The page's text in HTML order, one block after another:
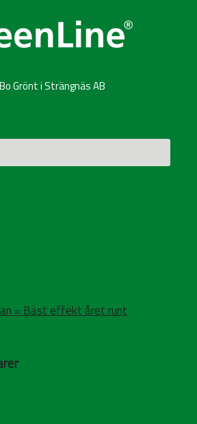
Bo Grönt i Strängnäs AB
= Bäst effekt året runt